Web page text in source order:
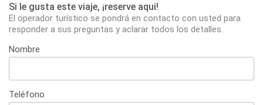
Si le gusta este viaje, ¡reserve aqui!
El operador turístico se pondrá en contacto con usted para
responder a sus preguntas y aclarar todos los detalles.
Nombre
Teléfono